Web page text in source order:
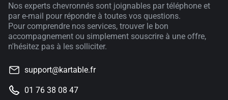
Nos experts chevronnés sont joignables par téléphone et
par e-mail pour répondre à toutes vos questions.
Pour comprendre nos services, trouver le bon
accompagnement ou simplement souscrire à une offre,
n'hésitez pas à les solliciter.
support@kartable.fr
01 76 38 08 47